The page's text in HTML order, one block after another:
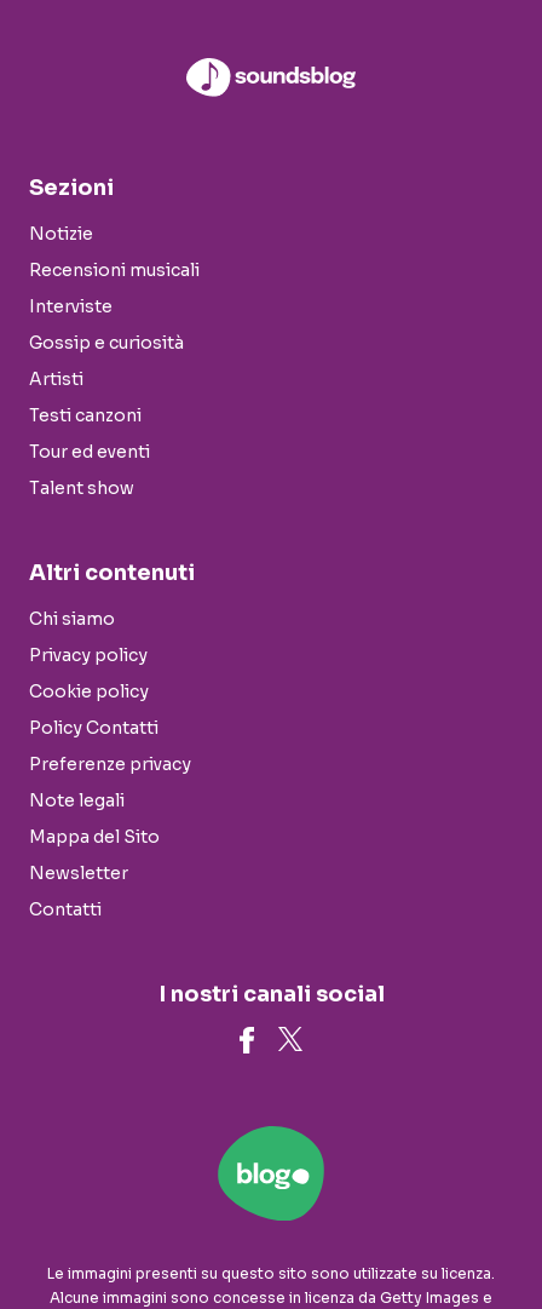
Sezioni
Notizie
Recensioni musicali
Interviste
Gossip e curiosità
Artisti
Testi canzoni
Tour ed eventi
Talent show
Altri contenuti
Chi siamo
Privacy policy
Cookie policy
Policy Contatti
Preferenze privacy
Note legali
Mappa del Sito
Newsletter
Contatti
I nostri canali social
Le immagini presenti su questo sito sono utilizzate su licenza.
Alcune immagini sono concesse in licenza da Getty Images e